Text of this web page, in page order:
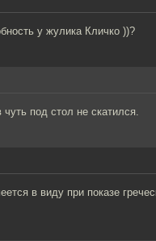
у жулика Кличко ))?
под стол не скатился.
в виду при показе